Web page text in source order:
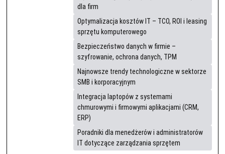
dla firm
Optymalizacja kosztów IT – TCO, ROI i leasing
sprzętu komputerowego
Bezpieczeństwo danych w firmie –
szyfrowanie, ochrona danych, TPM
Najnowsze trendy technologiczne w sektorze
SMB i korporacyjnym
Integracja laptopów z systemami
chmurowymi i firmowymi aplikacjami (CRM,
ERP)
Poradniki dla menedżerów i administratorów
IT dotyczące zarządzania sprzętem